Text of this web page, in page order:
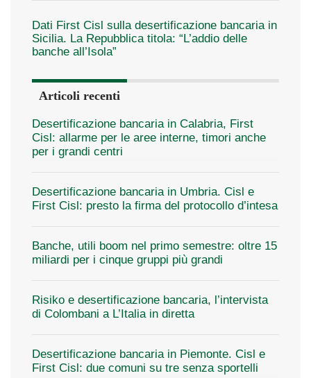
Dati First Cisl sulla desertificazione bancaria in
Sicilia. La Repubblica titola: “L’addio delle
banche all’Isola”
Articoli recenti
Desertificazione bancaria in Calabria, First
Cisl: allarme per le aree interne, timori anche
per i grandi centri
Desertificazione bancaria in Umbria. Cisl e
First Cisl: presto la firma del protocollo d’intesa
Banche, utili boom nel primo semestre: oltre 15
miliardi per i cinque gruppi più grandi
Risiko e desertificazione bancaria, l’intervista
di Colombani a L’Italia in diretta
Desertificazione bancaria in Piemonte. Cisl e
First Cisl: due comuni su tre senza sportelli